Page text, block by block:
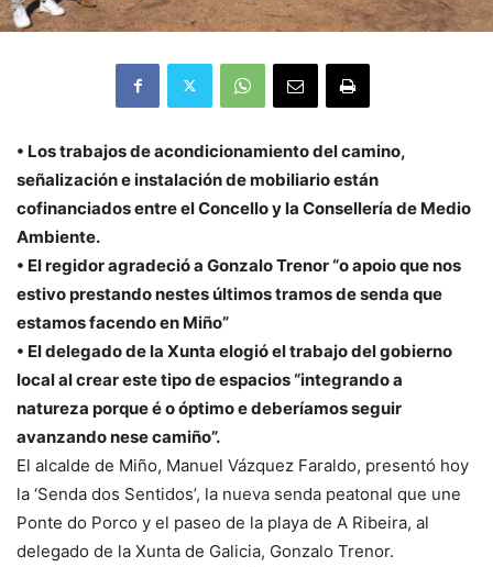
• Los trabajos de acondicionamiento del camino,
señalización e instalación de mobiliario están
cofinanciados entre el Concello y la Consellería de Medio
Ambiente.
• El regidor agradeció a Gonzalo Trenor “o apoio que nos
estivo prestando nestes últimos tramos de senda que
estamos facendo en Miño”
• El delegado de la Xunta elogió el trabajo del gobierno
local al crear este tipo de espacios “integrando a
natureza porque é o óptimo e deberíamos seguir
avanzando nese camiño”.
El alcalde de Miño, Manuel Vázquez Faraldo, presentó hoy
la ‘Senda dos Sentidos’, la nueva senda peatonal que une
Ponte do Porco y el paseo de la playa de A Ribeira, al
delegado de la Xunta de Galicia, Gonzalo Trenor.